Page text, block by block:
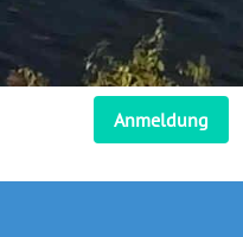
Anmeldung